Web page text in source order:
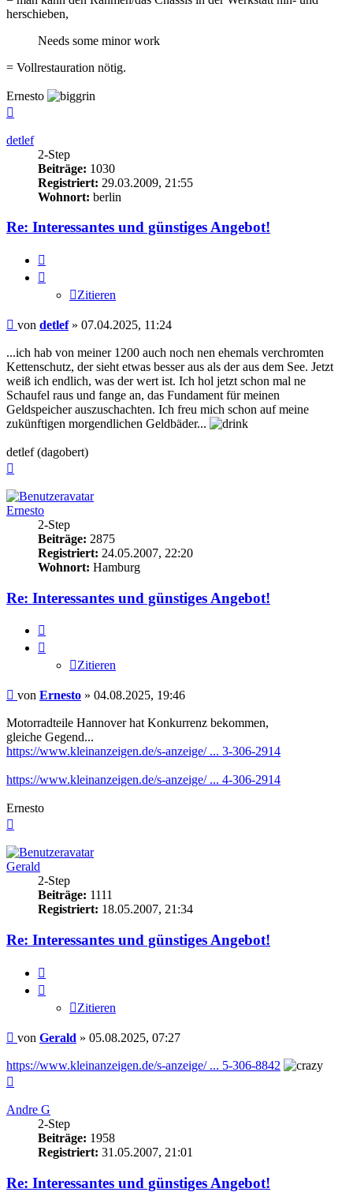
herschieben,
Needs some minor work
= Vollrestauration nötig.
Ernesto
detlef
2-Step
Beiträge: 1030
Registriert: 29.03.2009, 21:55
Wohnort: berlin
Re: Interessantes und günstiges Angebot!
Zitieren
Beitrag
von detlef» 07.04.2025, 11:24
...ich hab von meiner 1200 auch noch nen ehemals verchromten
Kettenschutz, der sieht etwas besser aus als der aus dem See. Jetzt
weiß ich endlich, was der wert ist. Ich hol jetzt schon mal ne
Schaufel raus und fange an, das Fundament für meinen
Geldspeicher auszuschachten. Ich freu mich schon auf meine
zukünftigen morgendlichen Geldbäder...
detlef (dagobert)
Ernesto
2-Step
Beiträge: 2875
Registriert: 24.05.2007, 22:20
Wohnort: Hamburg
Re: Interessantes und günstiges Angebot!
Zitieren
Beitrag
von Ernesto » 04.08.2025, 19:46
Motorradteile Hannover hat Konkurrenz bekommen,
gleiche Gegend...
https://www.kleinanzeigen.de/s-anzeige/ ... 3-306-2914
https://www.kleinanzeigen.de/s-anzeige/ ... 4-306-2914
Ernesto
Gerald
2-Step
Beiträge: 1111
Registriert: 18.05.2007, 21:34
Re: Interessantes und günstiges Angebot!
Zitieren
Beitrag
von Gerald » 05.08.2025, 07:27
https://www.kleinanzeigen.de/s-anzeige/ ... 5-306-8842
Andre G
2-Step
Beiträge: 1958
Registriert: 31.05.2007, 21:01
Re: Interessantes und günstiges Angebot!